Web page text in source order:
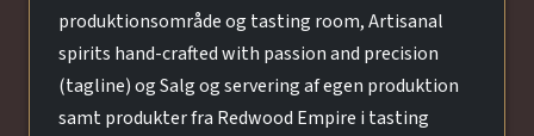
produktionsområde og tasting room, Artisanal
spirits hand-crafted with passion and precision
(tagline) og Salg og servering af egen produktion
samt produkter fra Redwood Empire i tasting